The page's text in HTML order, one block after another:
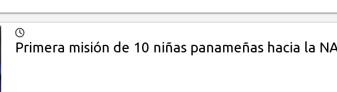
Primera misión de 10 niñas panameñas hacia la